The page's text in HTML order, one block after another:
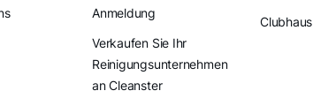
Anmeldung
Verkaufen Sie Ihr
Reinigungsunternehmen
an Cleanster
Clubhaus